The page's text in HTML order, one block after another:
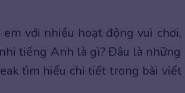
với nhiều hoạt động vui chơi,
tiếng Anh là gì? Đâu là những
tìm hiểu chi tiết trong bài viết